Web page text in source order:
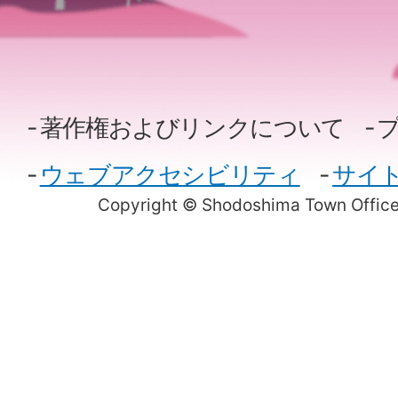
Copyright © Shodoshima Town
著作権およびリンクについて
ウェブアクセシビリティ
サイ